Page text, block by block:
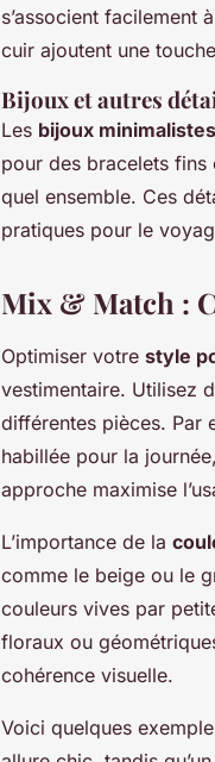
s’associent facilement
cuir ajoutent une
Bijoux et autres
Les bijoux minimalistes
pour des bracelets fins
quel ensemble. Ces
pratiques pour le
Mix & Match :
Optimiser votre style
vestimentaire. Utilisez
différentes pièces. Par
habillée pour la
approche maximise
L’importance de la
comme le beige ou le
couleurs vives par
floraux ou
cohérence visuelle.
Voici quelques